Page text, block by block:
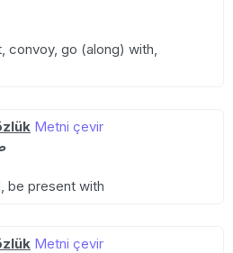
convoy, go (along) with,
Metni çevir
be present with
Metni çevir